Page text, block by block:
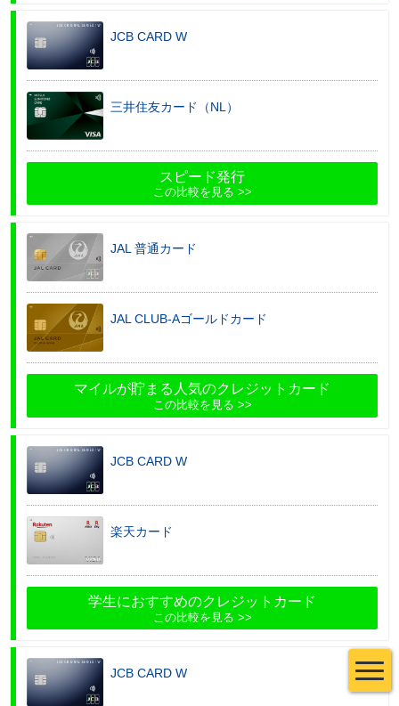
JCB CARD W
三井住友カード（NL）
スピード発行
この比較を見る
JAL 普通カード
JAL CLUB-Aゴールドカード
マイルが貯まる人気のクレジットカード
この比較を見る
JCB CARD W
楽天カード
学生におすすめのクレジットカード
この比較を見る
JCB CARD W